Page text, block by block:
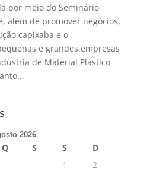
por meio do Seminário
além de promover negócios,
capixaba e o
e grandes empresas
de Material Plástico
2026
Q S S
D
1
2